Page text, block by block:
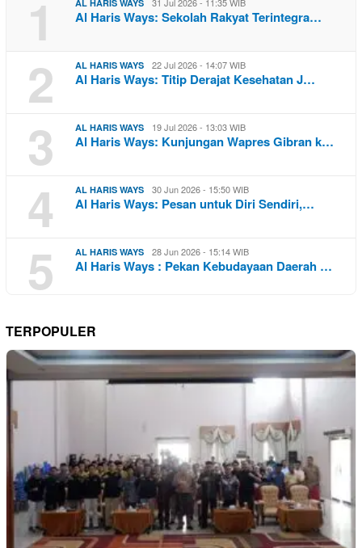
1 AL HARIS WAYS
Al Haris Ways: Sekolah Rakyat Terintegra…
2 AL HARIS WAYS 22 Jul 2026 - 14:07 WIB
Al Haris Ways: Titip Derajat Kesehatan J…
3 AL HARIS WAYS 19 Jul 2026 - 13:03 WIB
Al Haris Ways: Kunjungan Wapres Gibran k…
4 AL HARIS WAYS 30 Jun 2026 - 15:50 WIB
Al Haris Ways: Pesan untuk Diri Sendiri,…
5 AL HARIS WAYS 28 Jun 2026 - 15:14 WIB
Al Haris Ways : Pekan Kebudayaan Daerah …
TERPOPULER